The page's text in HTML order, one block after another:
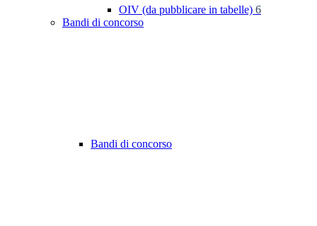
OIV (da pubblicare in tabelle) 6
Bandi di concorso
Bandi di concorso